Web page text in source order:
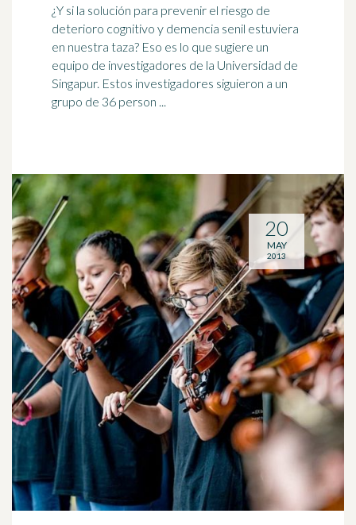
¿Y si la solución para prevenir el riesgo de
deterioro cognitivo y demencia senil estuviera
en nuestra taza? Eso es lo que sugiere un
equipo de investigadores de la Universidad de
Singapur. Estos investigadores siguieron a un
grupo de 36 person ...
20
MAY
2013